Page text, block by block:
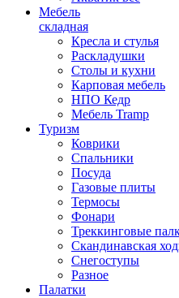
Мебель
складная
Кресла и стулья
Раскладушки
Столы и кухни
Карповая мебель
НПО Кедр
Мебель Tramp
Туризм
Коврики
Спальники
Посуда
Газовые плиты
Термосы
Фонари
Треккинговые
Скандинавская
Снегоступы
Разное
Палатки